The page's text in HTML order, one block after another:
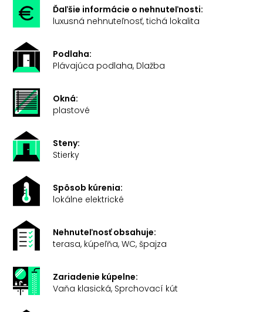
Ďaľšie informácie o nehnuteľnosti:
luxusná nehnuteľnosť, tichá lokalita
Podlaha:
Plávajúca podlaha, Dlažba
Okná:
plastové
Steny:
Stierky
Spôsob kúrenia:
lokálne elektrické
Nehnuteľnosť obsahuje:
terasa, kúpeľňa, WC, špajza
Zariadenie kúpelne:
Vaňa klasická, Sprchovací kút